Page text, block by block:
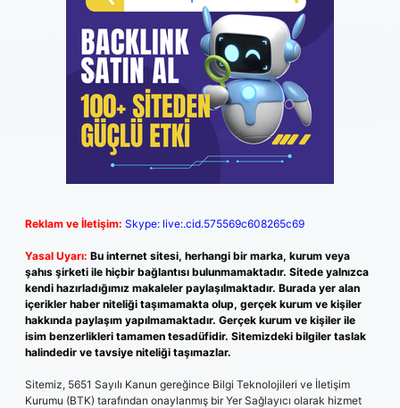
Reklam ve İletişim: Skype: live:.cid.575569c608265c69
Yasal Uyarı: Bu internet sitesi, herhangi bir marka, kurum veya
şahıs şirketi ile hiçbir bağlantısı bulunmamaktadır. Sitede yalnızca
kendi hazırladığımız makaleler paylaşılmaktadır. Burada yer alan
içerikler haber niteliği taşımamakta olup, gerçek kurum ve kişiler
hakkında paylaşım yapılmamaktadır. Gerçek kurum ve kişiler ile
isim benzerlikleri tamamen tesadüfidir. Sitemizdeki bilgiler taslak
halindedir ve tavsiye niteliği taşımazlar.
Sitemiz, 5651 Sayılı Kanun gereğince Bilgi Teknolojileri ve İletişim
Kurumu (BTK) tarafından onaylanmış bir Yer Sağlayıcı olarak hizmet